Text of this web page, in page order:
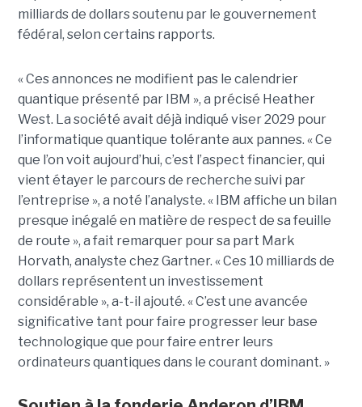
milliards de dollars soutenu par le gouvernement
fédéral, selon certains rapports.
« Ces annonces ne modifient pas le calendrier
quantique présenté par IBM », a précisé Heather
West. La société avait déjà indiqué viser 2029 pour
l’informatique quantique tolérante aux pannes. « Ce
que l’on voit aujourd’hui, c’est l’aspect financier, qui
vient étayer le parcours de recherche suivi par
l’entreprise », a noté l’analyste. « IBM affiche un bilan
presque inégalé en matière de respect de sa feuille
de route », a fait remarquer pour sa part Mark
Horvath, analyste chez Gartner. « Ces 10 milliards de
dollars représentent un investissement
considérable », a-t-il ajouté. « C’est une avancée
significative tant pour faire progresser leur base
technologique que pour faire entrer leurs
ordinateurs quantiques dans le courant dominant. »